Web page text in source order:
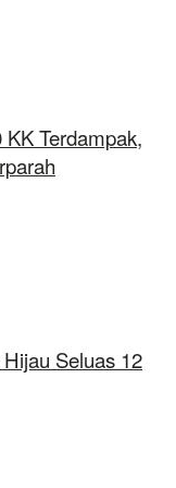
Terdampak,
Seluas 12